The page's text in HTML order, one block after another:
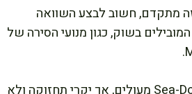
מתקדם, חשוב לבצע השוואה
המובילים בשוק, כגון מנועי הסירה של
מנועי Sea-Doo מעולים, אך יקרי תחזוקה ולא